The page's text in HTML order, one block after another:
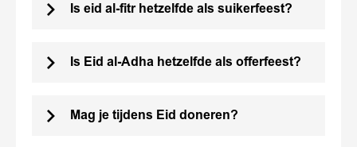
Is eid al-fitr hetzelfde als suikerfeest?
Is Eid al-Adha hetzelfde als offerfeest?
Mag je tijdens Eid doneren?